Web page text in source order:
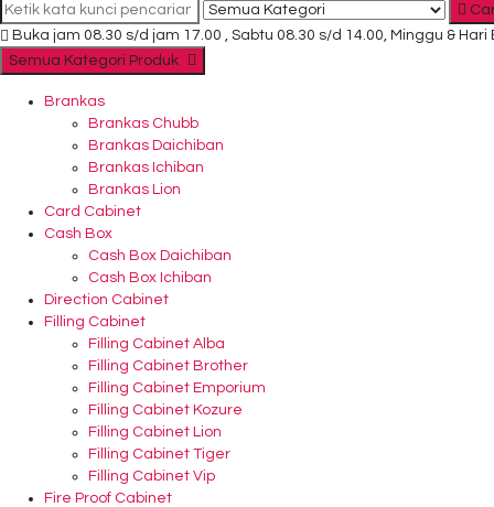
Buka jam 08.30 s/d jam 17.00 , Sabtu 08.30 s/d 14.00, Minggu & Hari
Semua Kategori Produk
Brankas
Brankas Chubb
Brankas Daichiban
Brankas Ichiban
Brankas Lion
Card Cabinet
Cash Box
Cash Box Daichiban
Cash Box Ichiban
Direction Cabinet
Filling Cabinet
Filling Cabinet Alba
Filling Cabinet Brother
Filling Cabinet Emporium
Filling Cabinet Kozure
Filling Cabinet Lion
Filling Cabinet Tiger
Filling Cabinet Vip
Fire Proof Cabinet